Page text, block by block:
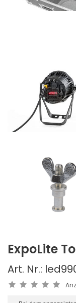
ExpoLite
Art. Nr.: